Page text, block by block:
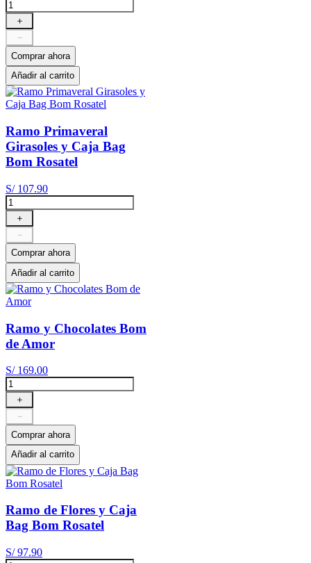
＋
－
Comprar ahora
Añadir al carrito
Ramo Primaveral
Girasoles y Caja Bag
Bom Rosatel
S/ 107.90
＋
－
Comprar ahora
Añadir al carrito
Ramo y Chocolates Bom
de Amor
S/ 169.00
＋
－
Comprar ahora
Añadir al carrito
Ramo de Flores y Caja
Bag Bom Rosatel
S/ 97.90